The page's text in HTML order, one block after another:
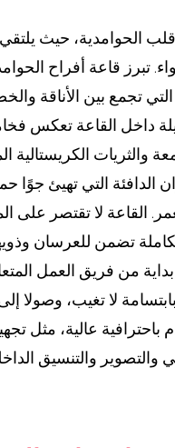
الحوامدية، حيث
تبرز قاعة أفراح
تجمع بين الأناقة
داخل القاعة تعكس
والثريات الكريستالية
الدافئة التي تهيئ جوًا
القاعة لا تقتصر على
تضمن للعرسان
بداية من فريق العمل
لا تغيب، وصولا
باحترافية عالية، مثل
والتصوير والتنسيق